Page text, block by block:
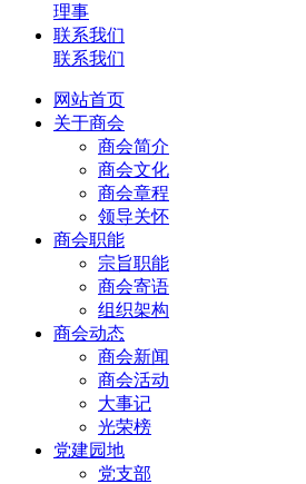
理事
联系我们
联系我们
网站首页
关于商会
商会简介
商会文化
商会章程
领导关怀
商会职能
宗旨职能
商会寄语
组织架构
商会动态
商会新闻
商会活动
大事记
光荣榜
党建园地
党支部